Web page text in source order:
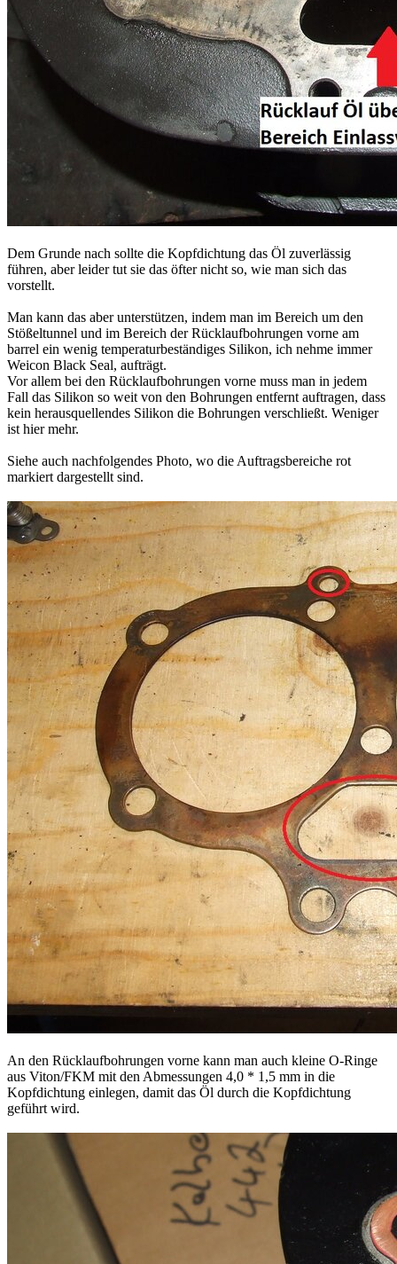
Dem Grunde nach sollte die Kopfdichtung das Öl zuverlässig
führen, aber leider tut sie das öfter nicht so, wie man sich das
vorstellt.
Man kann das aber unterstützen, indem man im Bereich um den
Stößeltunnel und im Bereich der Rücklaufbohrungen vorne am
barrel ein wenig temperaturbeständiges Silikon, ich nehme immer
Weicon Black Seal, aufträgt.
Vor allem bei den Rücklaufbohrungen vorne muss man in jedem
Fall das Silikon so weit von den Bohrungen entfernt auftragen, dass
kein herausquellendes Silikon die Bohrungen verschließt. Weniger
ist hier mehr.
Siehe auch nachfolgendes Photo, wo die Auftragsbereiche rot
markiert dargestellt sind.
An den Rücklaufbohrungen vorne kann man auch kleine O-Ringe
aus Viton/FKM mit den Abmessungen 4,0 * 1,5 mm in die
Kopfdichtung einlegen, damit das Öl durch die Kopfdichtung
geführt wird.